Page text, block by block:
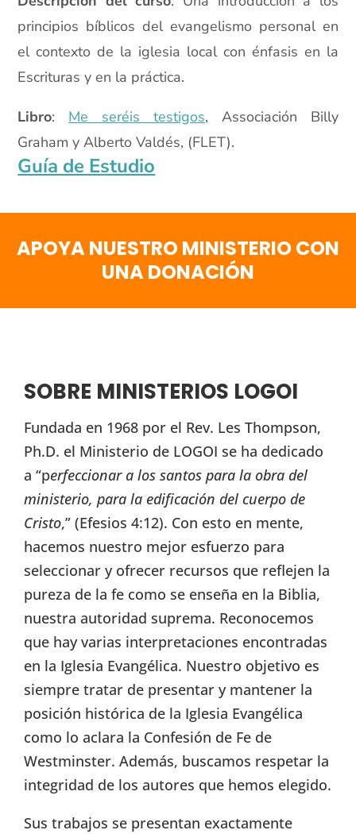
principios bíblicos del evangelismo personal en
el contexto de la iglesia local con énfasis en la
Escrituras y en la práctica.
Libro: Me seréis testigos, Associación Billy
Graham y Alberto Valdés, (FLET).
Guía de Estudio
APOYA NUESTRO MINISTERIO CON
UNA DONACIÓN
SOBRE MINISTERIOS LOGOI
Fundada en 1968 por el Rev. Les Thompson,
Ph.D. el Ministerio de LOGOI se ha dedicado
a “perfeccionar a los santos para la obra del
ministerio, para la edificación del cuerpo de
Cristo,” (Efesios 4:12). Con esto en mente,
hacemos nuestro mejor esfuerzo para
seleccionar y ofrecer recursos que reflejen la
pureza de la fe como se enseña en la Biblia,
nuestra autoridad suprema. Reconocemos
que hay varias interpretaciones encontradas
en la Iglesia Evangélica. Nuestro objetivo es
siempre tratar de presentar y mantener la
posición histórica de la Iglesia Evangélica
como lo aclara la Confesión de Fe de
Westminster. Además, buscamos respetar la
integridad de los autores que hemos elegido.
Sus trabajos se presentan exactamente